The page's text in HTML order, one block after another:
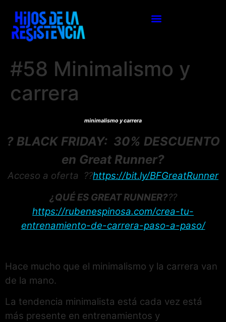
#58 Minimalismo y
carrera
minimalismo y carrera
? BLACK FRIDAY: 30% DESCUENTO
en Great Runner?
Acceso a oferta ??https://bit.ly/BFGreatRunner
¿QUÉ ES GREAT RUNNER???
https://rubenespinosa.com/crea-tu-
entrenamiento-de-carrera-paso-a-paso/
Hace mucho que el minimalismo y la carrera van
de la mano.
La tendencia minimalista está cada vez está
más presente en entrenamientos y